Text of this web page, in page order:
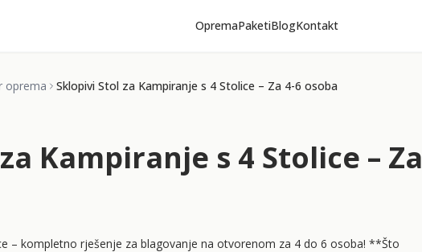
OpremaPaketiBlogKontakt
oprema Sklopivi Stol za Kampiranje s 4 Stolice – Za 4-6 osoba
Kampiranje s 4 Stolice – Za
– kompletno rješenje za blagovanje na otvorenom za 4 do 6 osoba! **Što